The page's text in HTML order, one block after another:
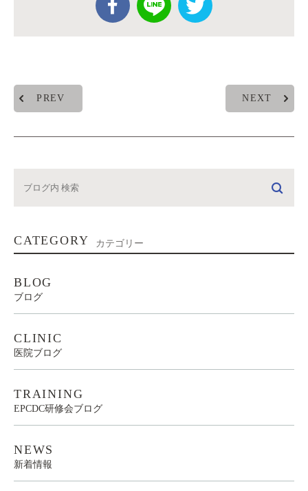
PREV NEXT
CATEGORY カテゴリー
BLOG
ブログ
CLINIC
医院ブログ
TRAINING
EPCDC研修会ブログ
NEWS
新着情報